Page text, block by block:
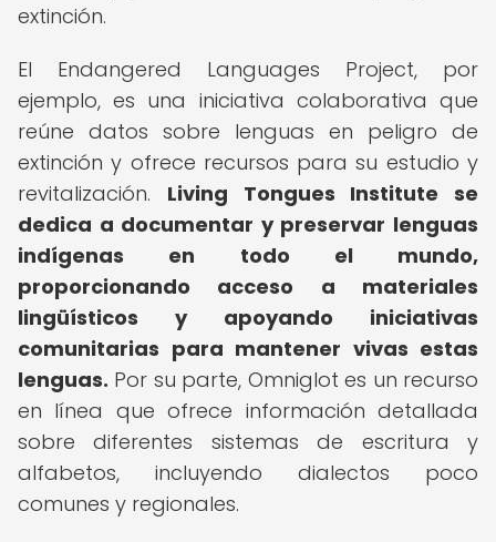
extinción.
El Endangered Languages Project, por
ejemplo, es una iniciativa colaborativa que
reúne datos sobre lenguas en peligro de
extinción y ofrece recursos para su estudio y
revitalización. Living Tongues Institute se
dedica a documentar y preservar lenguas
indígenas en todo el mundo,
proporcionando acceso a materiales
lingüísticos y apoyando iniciativas
comunitarias para mantener vivas estas
lenguas. Por su parte, Omniglot es un recurso
en línea que ofrece información detallada
sobre diferentes sistemas de escritura y
alfabetos, incluyendo dialectos poco
comunes y regionales.